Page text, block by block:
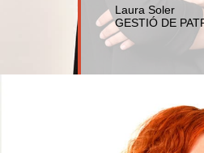
Laura Soler
GESTIÓ DE